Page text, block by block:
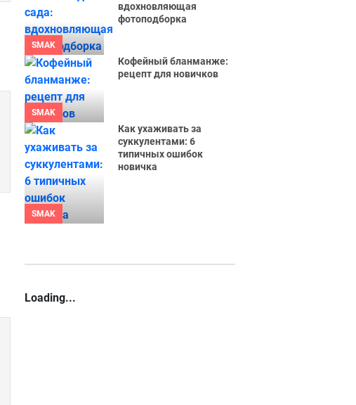
SMAK
вдохновляющая
фотоподборка
SMAK
Кофейный бланманже:
рецепт для новичков
SMAK
Как ухаживать за
суккулентами: 6
типичных ошибок
новичка
Loading...